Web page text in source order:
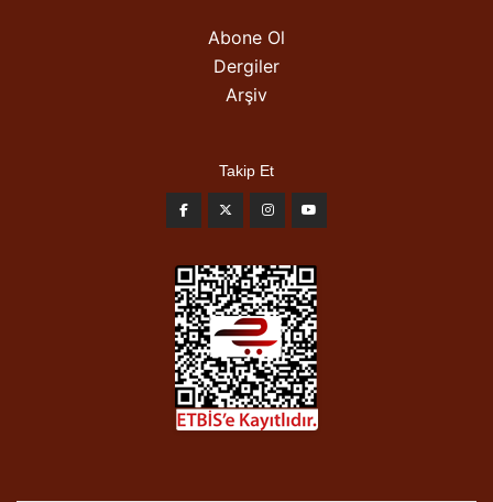
Abone Ol
Dergiler
Arşiv
Takip Et